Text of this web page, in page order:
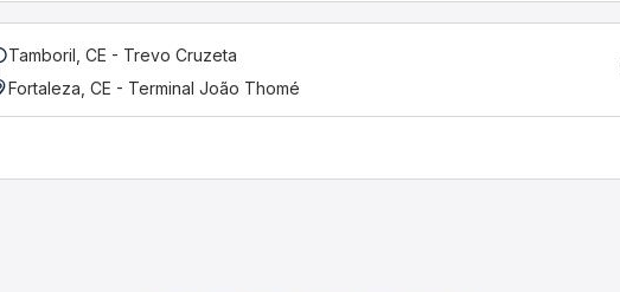
Tamboril, CE - Trevo Cruzeta
Fortaleza, CE - Terminal João Thomé